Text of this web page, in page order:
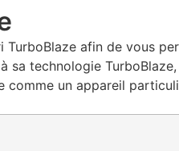
afin de vous
technologie
un appareil